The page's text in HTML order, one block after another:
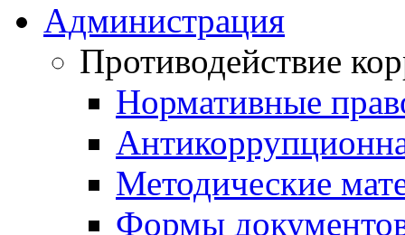
Администрация
Противодействие
Нормативные
Методические
Формы